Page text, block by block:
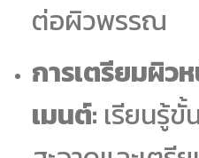
ต่อผิวพรรณ
การเตรียมผิว
เมนต์: เรียนรู้